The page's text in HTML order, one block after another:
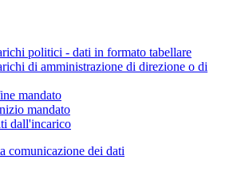
politici - dati in formato tabellare
di amministrazione di direzione o di
mandato
mandato
dall'incarico
comunicazione dei dati